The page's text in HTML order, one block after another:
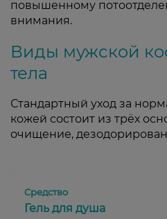
повышенному
внимания.
Виды мужской
тела
Стандартный уход за
кожей состоит из трёх
очищение,
Гель для душа